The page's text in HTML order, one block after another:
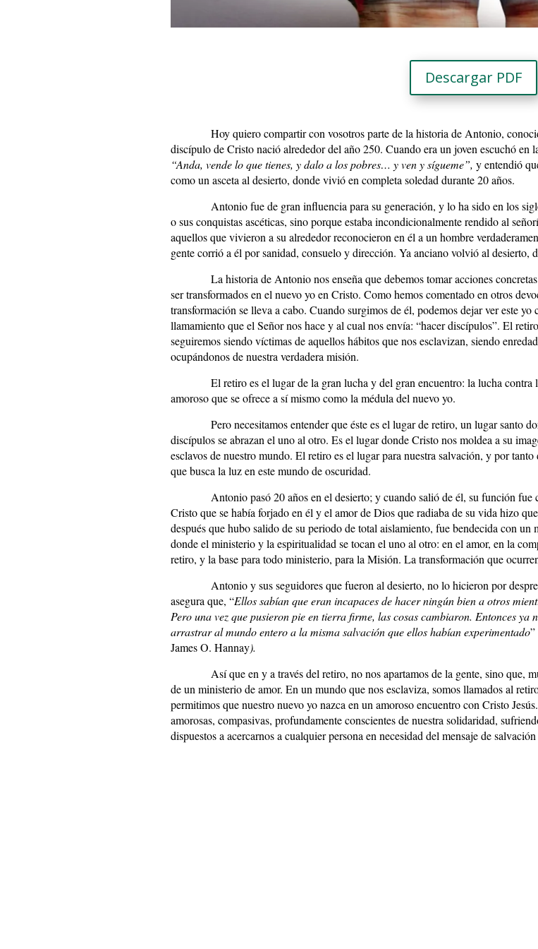
Descargar PDF
Hoy quiero compartir con vosotros parte de la historia de Antonio,
discípulo de Cristo nació alrededor del año 250. Cuando era un joven escuchó en
“Anda, vende lo que tienes, y dalo a los pobres… y ven y sígueme”, y entendió
como un asceta al desierto, donde vivió en completa soledad durante 20 años.
Antonio fue de gran influencia para su generación, y lo ha sido en los
o sus conquistas ascéticas, sino porque estaba incondicionalmente rendido al
aquellos que vivieron a su alrededor reconocieron en él a un hombre
gente corrió a él por sanidad, consuelo y dirección. Ya anciano volvió al desierto,
La historia de Antonio nos enseña que debemos tomar acciones
ser transformados en el nuevo yo en Cristo. Como hemos comentado en otros
transformación se lleva a cabo. Cuando surgimos de él, podemos dejar ver este
llamamiento que el Señor nos hace y al cual nos envía: “hacer discípulos”. El
seguiremos siendo víctimas de aquellos hábitos que nos esclavizan, siendo
ocupándonos de nuestra verdadera misión.
El retiro es el lugar de la gran lucha y del gran encuentro: la lucha
amoroso que se ofrece a sí mismo como la médula del nuevo yo.
Pero necesitamos entender que éste es el lugar de retiro, un lugar santo
discípulos se abrazan el uno al otro. Es el lugar donde Cristo nos moldea a su
esclavos de nuestro mundo. El retiro es el lugar para nuestra salvación, y por
que busca la luz en este mundo de oscuridad.
Antonio pasó 20 años en el desierto; y cuando salió de él, su función
Cristo que se había forjado en él y el amor de Dios que radiaba de su vida hizo
después que hubo salido de su periodo de total aislamiento, fue bendecida con
donde el ministerio y la espiritualidad se tocan el uno al otro: en el amor, en la
retiro, y la base para todo ministerio, para la Misión. La transformación que
Antonio y sus seguidores que fueron al desierto, no lo hicieron por
asegura que, “Ellos sabían que eran incapaces de hacer ningún bien a otros
Pero una vez que pusieron pie en tierra firme, las cosas cambiaron. Entonces
arrastrar al mundo entero a la misma salvación que ellos habían experimentado”
James O. Hannay).
Así que en y a través del retiro, no nos apartamos de la gente, sino que,
de un ministerio de amor. En un mundo que nos esclaviza, somos llamados al
permitimos que nuestro nuevo yo nazca en un amoroso encuentro con Cristo
amorosas, compasivas, profundamente conscientes de nuestra solidaridad,
dispuestos a acercarnos a cualquier persona en necesidad del mensaje de